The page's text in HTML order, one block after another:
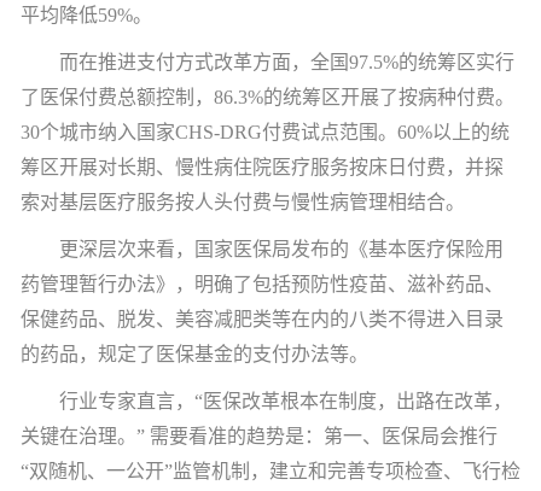
平均降低59%。
而在推进支付方式改革方面，全国97.5%的统筹区实行
了医保付费总额控制， 86.3%的统筹区开展了按病种付费。
30个城市纳入国家CHS-DRG付费试点范围。 60%以上的统
筹区开展对长期、慢性病住院医疗服务按床日付费，并探
索对基层医疗服务按人头付费与慢性病管理相结合。
更深层次来看，国家医保局发布的《基本医疗保险用
药管理暂行办法》，明确了包括预防性疫苗、滋补药品、
保健药品、脱发、美容减肥类等在内的八类不得进入目录
的药品，规定了医保基金的支付办法等。
行业专家直言，“医保改革根本在制度，出路在改革，
关键在治理。” 需要看准的趋势是：第一、医保局会推行
“双随机、一公开”监管机制，建立和完善专项检查、飞行检